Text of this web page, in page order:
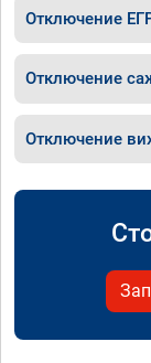
Отключение
Отключение
Отключение